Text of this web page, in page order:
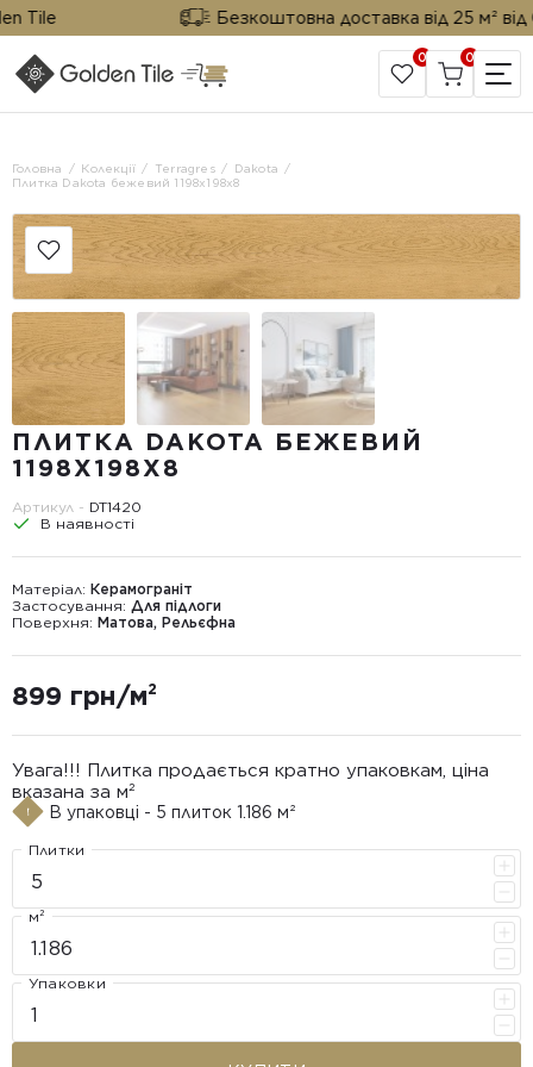
Tile Безкоштовна доставка від 25 м² від
САЙТ КОМПАНІЇ
0 0
Головна Колекції Terragres
Dakota
Плитка Dakota бежевий 1198x198x8
ПЛИТКА DAKOTA БЕЖЕВИЙ
1198X198X8
Артикул - DT1420
В наявності
Матеріал: Керамограніт
Застосування: Для підлоги
Поверхня: Матова, Рельєфна
899 грн/м²
Увага!!! Плитка продається кратно упаковкам, ціна
вказана за м²
В упаковці - 5 плиток 1.186 м²
Плитки
м²
Упаковки